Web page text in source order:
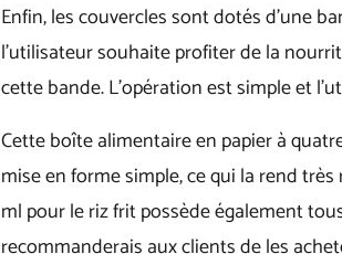
Enfin, les couvercles sont dotés d'une
l'utilisateur souhaite profiter de la
cette bande. L'opération est simple et
Cette boîte alimentaire en papier à
mise en forme simple, ce qui la rend
ml pour le riz frit possède également